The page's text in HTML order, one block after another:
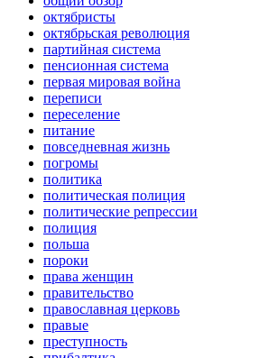
октябристы
октябрьская революция
партийная система
пенсионная система
первая мировая война
переписи
переселение
питание
повседневная жизнь
погромы
политика
политическая полиция
политические репрессии
полиция
польша
пороки
права женщин
правительство
православная церковь
правые
преступность